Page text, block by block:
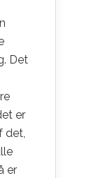
Det
er
det,
er